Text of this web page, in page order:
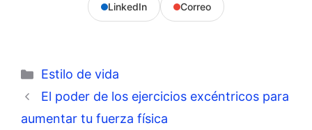
LinkedIn Correo
Categorías
Estilo de vida
El poder de los ejercicios excéntricos para
aumentar tu fuerza física